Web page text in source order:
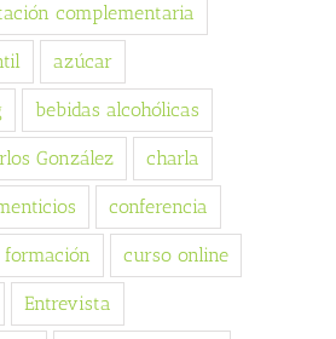
complementaria
azúcar
bebidas alcohólicas
González charla
conferencia
curso online
Entrevista